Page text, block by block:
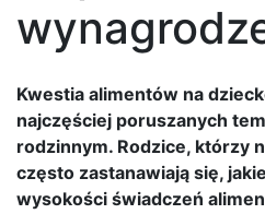
Kwestia alimentów na
najczęściej poruszanych
rodzinnym. Rodzice, którzy
często zastanawiają się,
wysokości świadczeń